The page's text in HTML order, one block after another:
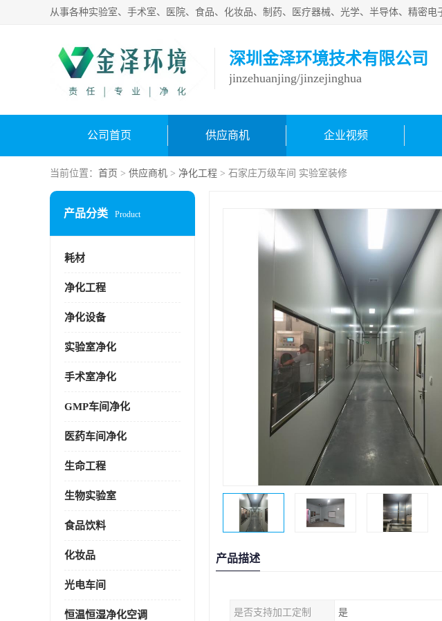
深圳金泽环境技术有限公司
jinzehuanjing/jinzejinghua
公司首页 供应商机 企业视频
当前位置： 首页 > 供应商机 > 净化工程 > 石家庄万级车间 实验室装修
产品分类 Product
耗材
净化工程
净化设备
实验室净化
手术室净化
GMP车间净化
医药车间净化
生命工程
生物实验室
食品饮料
化妆品
光电车间
恒温恒湿净化空调
产品描述
是否支持加工定制 是